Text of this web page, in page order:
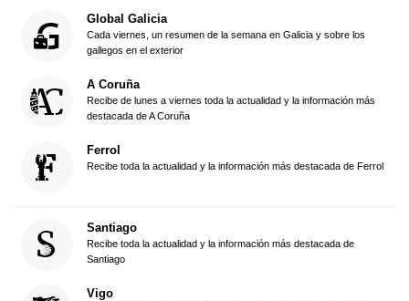
Global Galicia
Cada viernes, un resumen de la semana en Galicia y sobre los
gallegos en el exterior
A Coruña
Recibe de lunes a viernes toda la actualidad y la información más
destacada de A Coruña
Ferrol
Recibe toda la actualidad y la información más destacada de Ferrol
Santiago
Recibe toda la actualidad y la información más destacada de
Santiago
Vigo